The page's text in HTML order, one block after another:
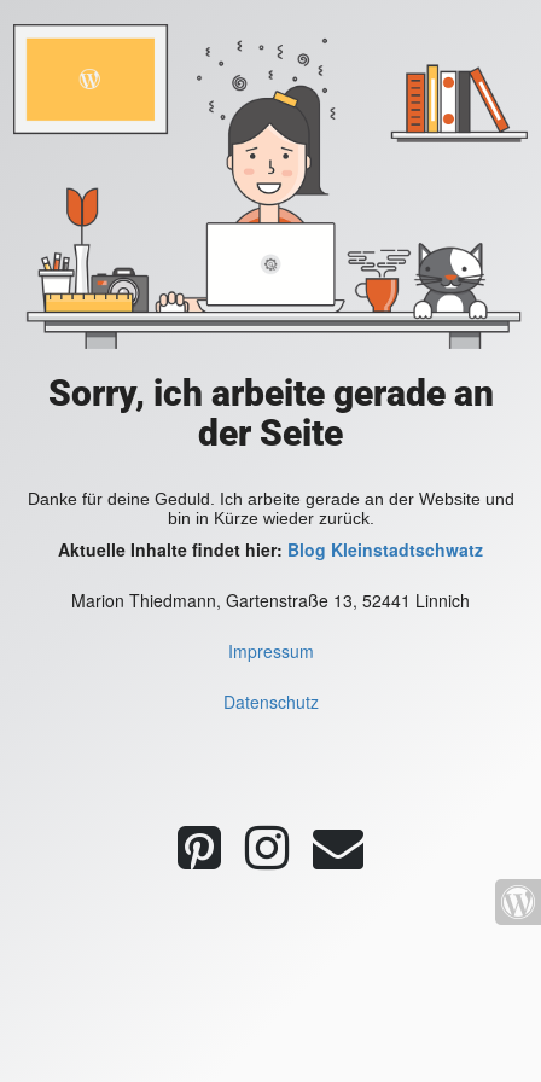
Sorry, ich arbeite gerade an
der Seite
Danke für deine Geduld. Ich arbeite gerade an der Website und
bin in Kürze wieder zurück.
Aktuelle Inhalte findet hier: Blog Kleinstadtschwatz
Marion Thiedmann, Gartenstraße 13, 52441 Linnich
Impressum
Datenschutz